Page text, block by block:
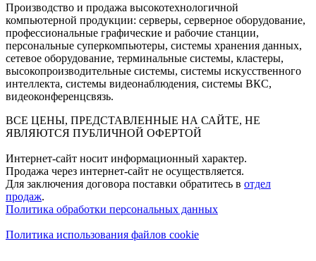
Производство и продажа высокотехнологичной
компьютерной продукции: серверы, серверное оборудование,
профессиональные графические и рабочие станции,
персональные суперкомпьютеры, системы хранения данных,
сетевое оборудование, терминальные системы, кластеры,
высокопроизводительные системы, системы искусственного
интеллекта, системы видеонаблюдения, системы ВКС,
видеоконференцсвязь.
ВСЕ ЦЕНЫ, ПРЕДСТАВЛЕННЫЕ НА САЙТЕ, НЕ
ЯВЛЯЮТСЯ ПУБЛИЧНОЙ ОФЕРТОЙ
Интернет-сайт носит информационный характер.
Продажа через интернет-сайт не осуществляется.
Для заключения договора поставки обратитесь в отдел
продаж.
Политика обработки персональных данных
Политика использования файлов cookie